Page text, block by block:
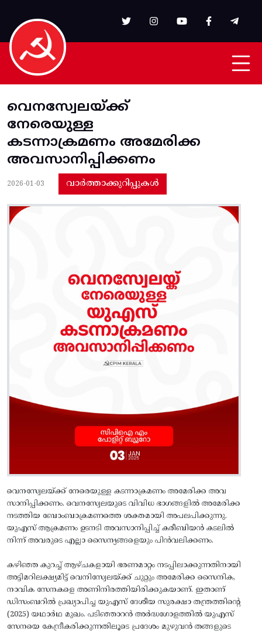
വെനസ്വേലയ്ക്ക്
നേരെയുള്ള
കടന്നാക്രമണം അമേരിക്ക
അവസാനിപ്പിക്കണം
2026-01-03 വാർത്താക്കുറിപ്പുകൾ
വെനസ്വേലയ്ക്ക് നേരെയുള്ള കടന്നാക്രമണം അമേരിക്ക അവ
സാനിപ്പിക്കണം. വെനസ്വേലയുടെ വിവിധ ഭാ​ഗങ്ങളിൽ അമേരിക്ക
നടത്തിയ ബോംബാക്രമണത്തെ ശക്തമായി അപലപിക്കുന്നു.
യുഎസ് ആക്രമണം ഉടനടി അവസാനിപ്പിച്ച് കരീബിയൻ കടലിൽ
നിന്ന് അവരുടെ എല്ലാ സൈന്യങ്ങളെയും പിൻവലിക്കണം.
കഴിഞ്ഞ കുറച്ച് ആഴ്ചകളായി ഭരണമാറ്റം നടപ്പിലാക്കുന്നതിനായി
അട്ടിമറിലക്ഷ്യമിട്ട് വെനിസ്വേലയ്ക്ക് ചുറ്റും അമേരിക്ക സൈനിക,
നാവിക സേനകളെ അണിനിരത്തിയിരിക്കുകയാണ്. ഇതാണ്
ഡിസംബറിൽ പ്രഖ്യാപിച്ച യുഎസ് ദേശീയ സുരക്ഷാ തന്ത്രത്തിന്റെ
(2025) യഥാർഥ മുഖം. പടിഞ്ഞാറൻ അർദ്ധഗോളത്തിൽ യുഎസ്
സേനയെ കേന്ദ്രീകരിക്കുന്നതിലൂടെ പ്രദേശം മുഴുവൻ തങ്ങളുടെ